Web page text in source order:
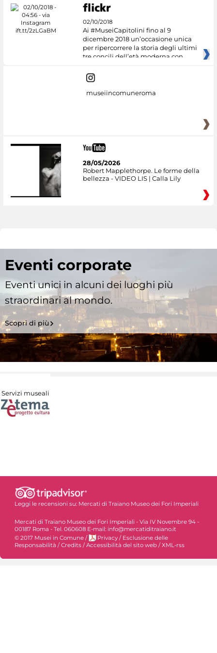
02/10/2018
Ai #MuseiCapitolini fino al 9
dicembre 2018 un’occasione unica
per ripercorrere la storia degli ultimi
tre concili dell’età moderna con
museiincomuneroma
28/05/2026
Robert Mapplethorpe. Le forme della
bellezza - VIDEO LIS | Calla Lily
Eventi corporate
Eventi unici in alcuni dei luoghi più
straordinari al mondo.
Scopri di più
Servizi museali
Leggi le recensioni su: Mercati di Traiano Museo dei Fori Imperiali
Mercati di Traiano Museo dei Fori Imperiali - Via IV Novembre 94 -
00187 Roma - Tel. 060608 E-mail: info@mercatiditraiano.it
© 2017 Musei in Comune / Privacy / Esclusione delle
Responsabilità / Credits / Accessibilità del sito web / XML-rss